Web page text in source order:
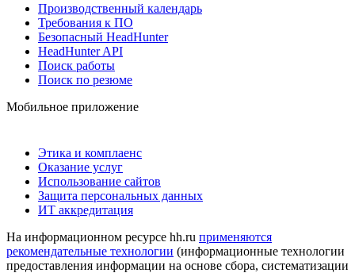
Производственный календарь
Требования к ПО
Безопасный HeadHunter
HeadHunter API
Поиск работы
Поиск по резюме
Мобильное приложение
Этика и комплаенс
Оказание услуг
Использование сайтов
Защита персональных данных
ИТ аккредитация
На информационном ресурсе hh.ru применяются
рекомендательные технологии (информационные технологии
предоставления информации на основе сбора, систематизации